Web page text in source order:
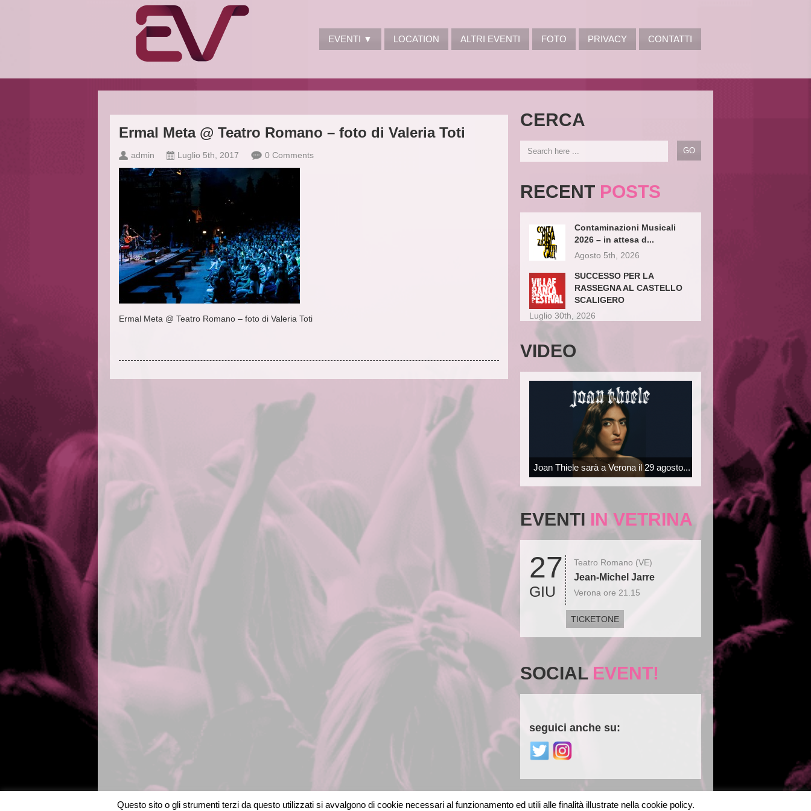
EVENTI ▼ LOCATION ALTRI EVENTI FOTO PRIVACY CONTATTI
CERCA
RECENT POSTS
Contaminazioni Musicali
2026 – in attesa d...
Agosto 5th, 2026
SUCCESSO PER LA
RASSEGNA AL CASTELLO
SCALIGERO
Luglio 30th, 2026
VIDEO
Joan Thiele sarà a Verona il 29 agosto...
EVENTI IN VETRINA
27
GIU
Teatro Romano (VE)
Jean-Michel Jarre
Verona ore 21.15
TICKETONE
SOCIALEVENT!
seguici anche su:
Ermal Meta @ Teatro Romano – foto di Valeria Toti
admin Luglio 5th, 2017 0 Comments
Ermal Meta @ Teatro Romano – foto di Valeria Toti
Questo sito o gli strumenti terzi da questo utilizzati si avvalgono di cookie necessari al funzionamento ed utili alle finalità illustrate nella cookie policy.